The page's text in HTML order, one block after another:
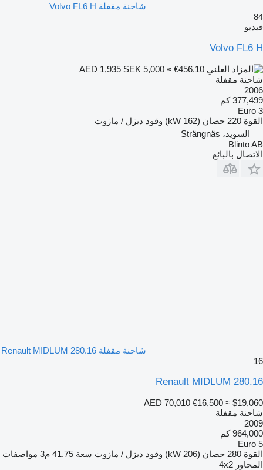
شاحنة مقفلة Volvo FL6 H
84
فيديو
Volvo FL6 H
SEK 5,000 ≈ €456.10
شاحنة مقفلة
2006
377,499 كم
Euro 3
القوة 220 حصان (162 kW) وقود ديزل / مازوت
السويد، Strängnäs
Blinto AB
الاتصال بالبائع
شاحنة مقفلة Renault MIDLUM 280.16
16
Renault MIDLUM 280.16
AED 70,010 €16,500 ≈ $19,060
شاحنة مقفلة
2009
964,000 كم
Euro 5
القوة 280 حصان (206 kW) وقود ديزل / مازوت سعة 41.75 م3
مواصفات
المحاور 4x2